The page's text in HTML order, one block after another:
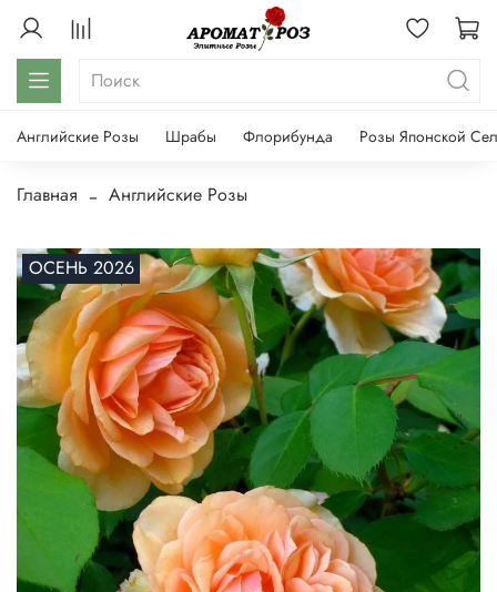
Английские Розы Шрабы Флорибунда Розы Японской
Главная Английские Розы
ОСЕНЬ 2026